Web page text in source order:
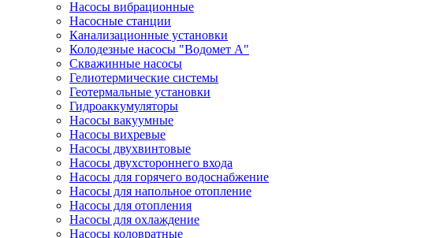
Насосы вибрационные
Насосные станции
Канализационные установки
Колодезные насосы "Водомет А"
Скважинные насосы
Гелиотермические системы
Геотермальные установки
Гидроаккумуляторы
Насосы вакуумные
Насосы вихревые
Насосы двухвинтовые
Насосы двухстороннего входа
Насосы для горячего водоснабжение
Насосы для напольное отопление
Насосы для отопления
Насосы для охлаждение
Насосы коловратные